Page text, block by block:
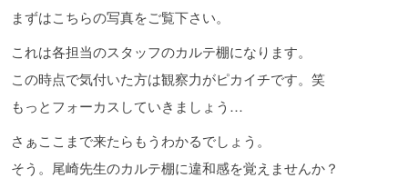
まずはこちらの写真をご覧下さい。
これは各担当のスタッフのカルテ棚になります。
この時点で気付いた方は観察力がピカイチです。笑
もっとフォーカスしていきましょう…
さぁここまで来たらもうわかるでしょう。
そう。尾崎先生のカルテ棚に違和感を覚えませんか？